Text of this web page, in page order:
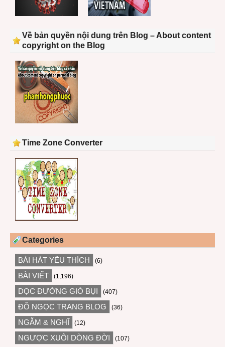
Về bản quyền nội dung trên Blog – About content
copyright on the Blog
Time Zone Converter
Categories
BÀI HÁT YÊU THÍCH (6)
BÀI VIẾT (1,196)
DỌC ĐƯỜNG GIÓ BỤI (407)
ĐỖ NGỌC TRANG BLOG (36)
NGẪM & NGHĨ (12)
NGƯỢC XUÔI DÒNG ĐỜI (107)